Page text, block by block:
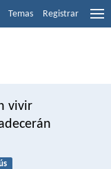
Temas Registrar
vivir